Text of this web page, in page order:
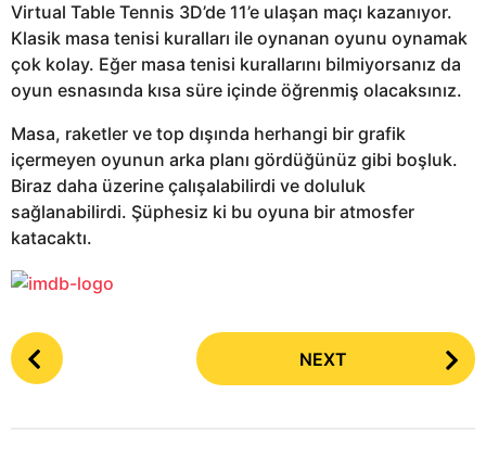
Virtual Table Tennis 3D’de 11’e ulaşan maçı kazanıyor.
Klasik masa tenisi kuralları ile oynanan oyunu oynamak
çok kolay. Eğer masa tenisi kurallarını bilmiyorsanız da
oyun esnasında kısa süre içinde öğrenmiş olacaksınız.
Masa, raketler ve top dışında herhangi bir grafik
içermeyen oyunun arka planı gördüğünüz gibi boşluk.
Biraz daha üzerine çalışalabilirdi ve doluluk
sağlanabilirdi. Şüphesiz ki bu oyuna bir atmosfer
katacaktı.
P
o
NEXT